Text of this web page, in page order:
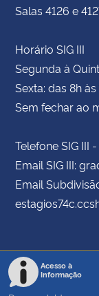
Salas 4126 e
Horário SIG III
Segunda à
Sexta: das 8h às
Sem fechar ao
Telefone SIG III
Email SIG III:
Email
Acesso à
Informação